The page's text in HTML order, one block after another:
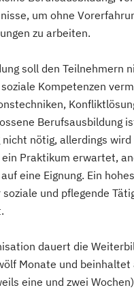
und Wiederholung für
um ohne
zu arbeiten.
soll den Teilnehmern
Kompetenzen
Berufsausbildung
nötig, allerdings wird
ein Praktikum erwartet,
eine Eignung. Ein
und pflegende
dauert die
Monate und beinhaltet
eine und zwei